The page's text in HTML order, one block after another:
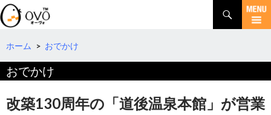
検
索
コ
テ
ツ
へ
移
動
ホーム > おでかけ
おでかけ
改築130周年の「道後温泉本館」が営業